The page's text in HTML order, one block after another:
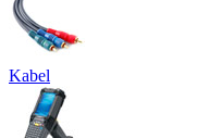
Kabel